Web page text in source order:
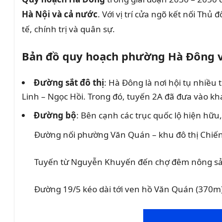
Hà Nội và cả nước. Với vị trí cửa ngõ kết nối Thủ
tế, chính trị và quân sự.
Bản đồ quy hoạch phường Hà
Đường sắt đô thị: Hà Đông là nơi hội tụ nhiều
Linh – Ngọc Hồi. Trong đó, tuyến 2A đã đưa vào
Đường bộ: Bên cạnh các trục quốc lộ hiện
Đường nối phường Văn Quán – khu đô thị
Tuyến từ Nguyễn Khuyến đến chợ đêm nông
Đường 19/5 kéo dài tới ven hồ Văn Quán